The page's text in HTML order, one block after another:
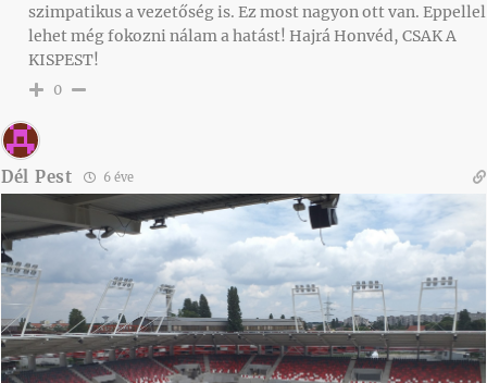
szimpatikus a vezetőség is. Ez most nagyon ott van. Eppellel
lehet még fokozni nálam a hatást! Hajrá Honvéd, CSAK A
KISPEST!
0
Dél Pest 6 éve